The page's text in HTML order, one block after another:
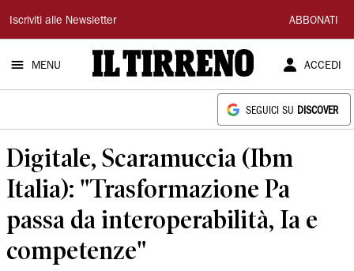
Il
Tirreno
Iscriviti alle Newsletter ABBONATI
MENU ACCEDI
SEGUICI SU DISCOVER
Digitale, Scaramuccia (Ibm
Italia): "Trasformazione Pa
passa da interoperabilità, Ia e
competenze"